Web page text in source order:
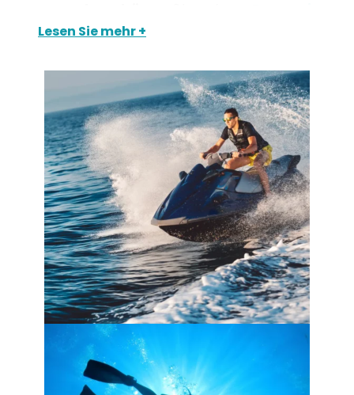
Lesen Sie mehr
erkunden oder sich in Richtung Süden
Bonifacio und all die verstecktenStrände
zwischenTonnara und Bonifacio zu
entdecken.
Auf Anfrage können auch längere Ausflüge zu
den Lavezzi-Inseln und den Stränden von Porto
Vecchio unternommen werden.